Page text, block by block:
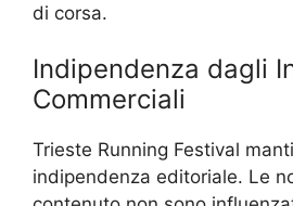
di corsa.
Indipendenza dagli
Commerciali
Trieste Running Festival
indipendenza editoriale. Le